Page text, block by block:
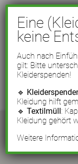
Eine
keine
Auch nach
gilt: Bitte
Kleiderspenden!
🔹
Kleidung hilft
🔹Textilmüll:
Kleidung gehört
Weitere